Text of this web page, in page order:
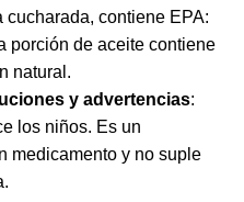
contiene EPA:
porción de aceite contiene
natural.
y advertencias:
los niños. Es un
medicamento y no suple